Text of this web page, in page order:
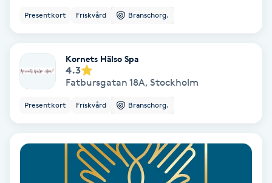
Fransrengöring
Frekvensterapi
Friskvård
Friskvårdsmassage
Presentkort Friskvård Branschorg.
Kornets Hälso Spa
4.3
Fatbursgatan 18A, Stockholm
Presentkort Friskvård Branschorg.